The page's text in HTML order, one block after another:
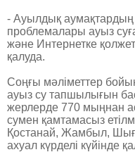
- Ауылдық
проблемалары ауыз
және Интернетке
қалуда.
Соңғы мәліметтер
ауыз су тапшылығын
жерлерде 770 мыңнан
сумен қамтамасыз
Қостанай, Жамбыл,
ахуал күрделі күйінде